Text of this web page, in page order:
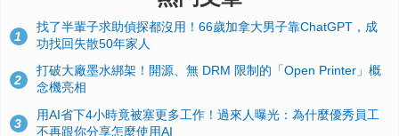
1
找了半輩子求助偵探都沒用！66歲加拿大男子靠ChatGPT，成
功找回失散50年家人
2
打破大廠墨水綁架！開源、無 DRM 限制的「Open Printer」概
念機亮相
3
用AI省下4小時竟被塞更多工作！過來人曝光：為什麼優秀員工
不再跟你分享怎麼使用AI